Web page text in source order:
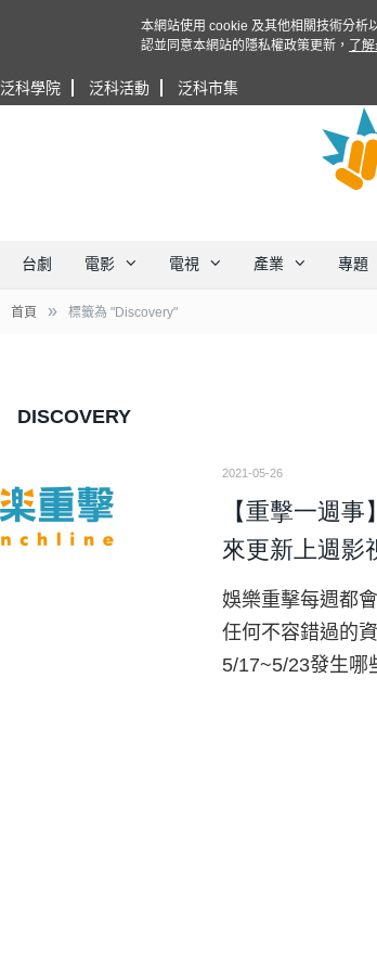
泛科學院 泛科活動 泛科市集
台劇 電影 電視 產業 專題
首頁 » 標籤為 "Discovery"
DISCOVERY
2021-05-26
【重擊一週
來更新上週影
娛樂重擊每週都
任何不容錯過的
5/17~5/23發生哪
本網站使用 cookie 及其他相關技術分析
認並同意本網站的隱私權政策更新，
了